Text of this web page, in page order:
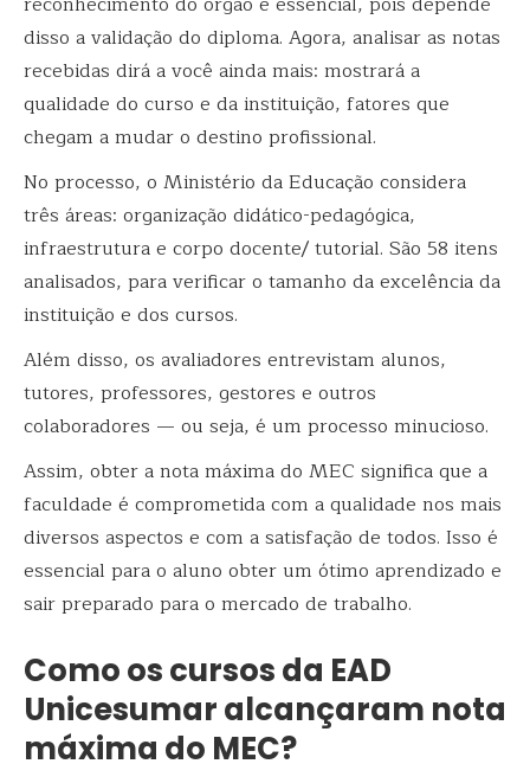
disso a validação do diploma. Agora, analisar as notas
recebidas dirá a você ainda mais: mostrará a
qualidade do curso e da instituição, fatores que
chegam a mudar o destino profissional.
No processo, o Ministério da Educação considera
três áreas: organização didático-pedagógica,
infraestrutura e corpo docente/ tutorial. São 58 itens
analisados, para verificar o tamanho da excelência da
instituição e dos cursos.
Além disso, os avaliadores entrevistam alunos,
tutores, professores, gestores e outros
colaboradores — ou seja, é um processo minucioso.
Assim, obter a nota máxima do MEC significa que a
faculdade é comprometida com a qualidade nos mais
diversos aspectos e com a satisfação de todos. Isso é
essencial para o aluno obter um ótimo aprendizado e
sair preparado para o mercado de trabalho.
Como os cursos da EAD
Unicesumar alcançaram nota
máxima do MEC?